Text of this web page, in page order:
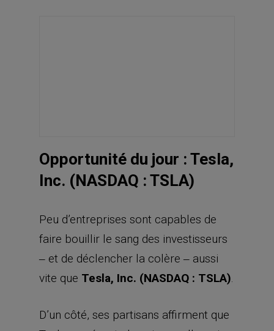
vite que
Tesla, Inc. (NASDAQ :TSLA
D’un côté, ses partisans affirment que
Cette société aurait autant
d’importance, aujourd’hui, queGoogle
etAmazonà la fin des années 1990.
rentables ni l’une ni l’autre, dans les